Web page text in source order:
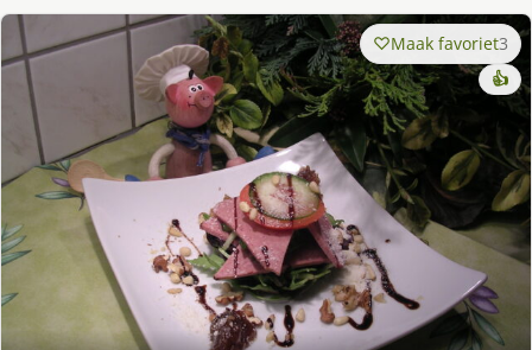
Maak favoriet3
👍